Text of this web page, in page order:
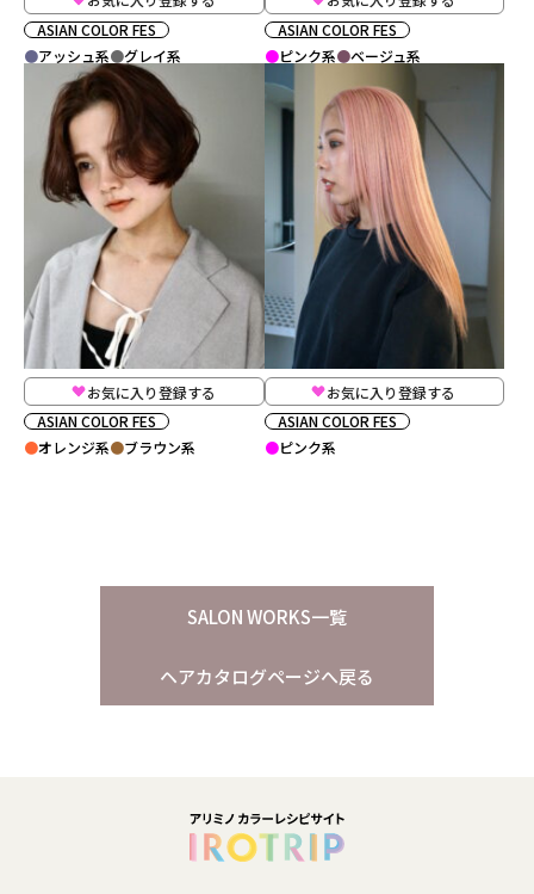
ASIAN COLOR FES
アッシュ系
グレイ系
ASIAN COLOR FES
ピンク系
ベージュ系
お気に入り登録する
ASIAN COLOR FES
オレンジ系
ブラウン系
お気に入り登録する
ASIAN COLOR FES
ピンク系
SALON WORKS一覧
ヘアカタログページへ戻る